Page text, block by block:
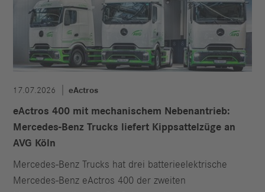
17.07.2026 eActros
eActros 400 mit mechanischem Nebenantrieb:
Mercedes-Benz Trucks liefert Kippsattelzüge an
AVG Köln
Mercedes-Benz Trucks hat drei batterieelektrische
Mercedes-Benz eActros 400 der zweiten